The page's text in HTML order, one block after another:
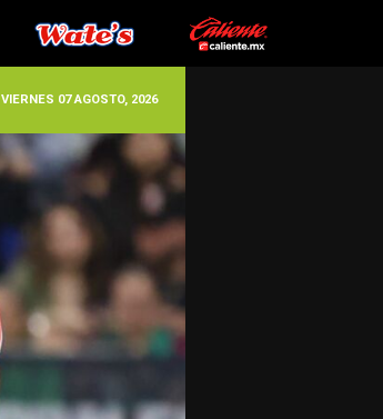
VIERNES 07 AGOSTO, 2026